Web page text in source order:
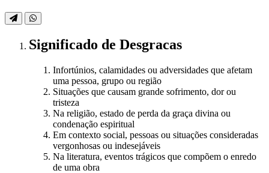
Significado de Desgracas
Infortúnios, calamidades ou adversidades que afetam
uma pessoa, grupo ou região
Situações que causam grande sofrimento, dor ou
tristeza
Na religião, estado de perda da graça divina ou
condenação espiritual
Em contexto social, pessoas ou situações consideradas
vergonhosas ou indesejáveis
Na literatura, eventos trágicos que compõem o enredo
de uma obra